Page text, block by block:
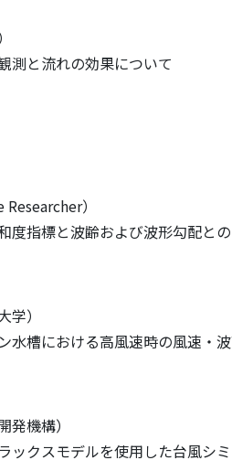
測と流れの効果について
）
度指標と波齢および波形勾配と
）
水槽における高風速時の風速・
機構）
ックスモデルを使用した台風シ